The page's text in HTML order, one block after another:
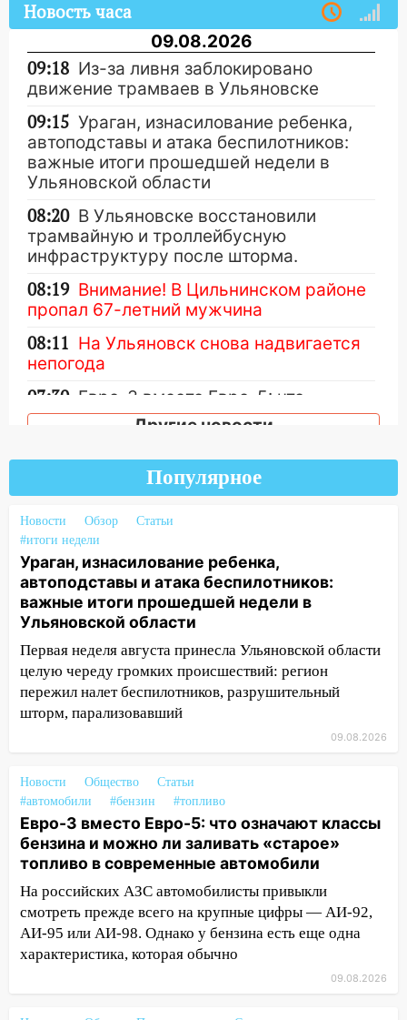
Новость часа
09.08.2026
09:18 Из-за ливня заблокировано
движение трамваев в Ульяновске
09:15 Ураган, изнасилование ребенка,
автоподставы и атака беспилотников:
важные итоги прошедшей недели в
Ульяновской области
08:20 В Ульяновске восстановили
трамвайную и троллейбусную
инфраструктуру после шторма.
08:19 Внимание! В Цильнинском районе
пропал 67-летний мужчина
08:11 На Ульяновск снова надвигается
непогода
07:30 Евро-3 вместо Евро-5: что
означают классы бензина и можно ли
современные автомобили
06:30 Какая погода будет в Ульяновской
области днем 9 августа
05:05 День, когда всё может
измениться: гороскоп на 9 августа —
три знака получат шанс, который нельзя
упустить
08.08.2026
20:10 Во время урагана в Ульяновске на
Волге перевернулась лодка
19:55 В Ульяновске упавшее дерево
заблокировало в машине двух женщин
ремонтируют девять мостов: один уже
готов, ещё два — почти завершены
17:00 «Ульяновскалипсис»: последствия
урагана 8 августа
16:38 Прогноз погоды в Ульяновской
области на 9 августа
16:34 Из-за мощной непогоды в
Ульяновске отменили фестиваль «Наше
Другие новости
Популярное
Новости Обзор
Статьи
#итоги недели
Ураган, изнасилование ребенка,
автоподставы и атака беспилотников:
важные итоги прошедшей недели в
Ульяновской области
Первая неделя августа принесла Ульяновской области
целую череду громких происшествий: регион
пережил налет беспилотников, разрушительный
шторм, парализовавший
09.08.2026
Новости Общество
Статьи
#автомобили
#бензин #топливо
Евро-3 вместо Евро-5: что означают классы
бензина и можно ли заливать «старое»
топливо в современные автомобили
На российских АЗС автомобилисты привыкли
смотреть прежде всего на крупные цифры — АИ-92,
АИ-95 или АИ-98. Однако у бензина есть еще одна
характеристика, которая обычно
09.08.2026